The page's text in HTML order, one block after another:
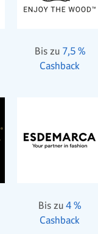
Bis zu 7,5 %
Cashback
Bis zu 4 %
Cashback